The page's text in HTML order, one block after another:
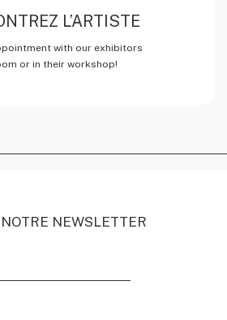
L’ARTISTE
with our exhibitors
or in their workshop!
NEWSLETTER